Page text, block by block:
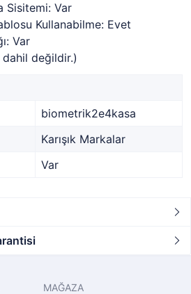
Sisitemi: Var
Kullanabilme: Evet
Var
değildir.)
biometrik2e4kasa
Karışık Markalar
Var
MAĞAZA